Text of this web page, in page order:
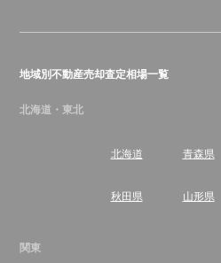
地域別不動産売却査定相場一覧
北海道・東北
北海道 青森県
秋田県 山形県
関東